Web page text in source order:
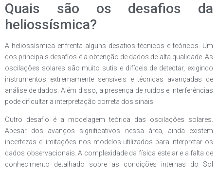
Quais são os desafios da
heliossísmica?
A heliossísmica enfrenta alguns desafios técnicos e teóricos. Um
dos principais desafios é a obtenção de dados de alta qualidade. As
oscilações solares são muito sutis e difíceis de detectar, exigindo
instrumentos extremamente sensíveis e técnicas avançadas de
análise de dados. Além disso, a presença de ruídos e interferências
pode dificultar a interpretação correta dos sinais.
Outro desafio é a modelagem teórica das oscilações solares.
Apesar dos avanços significativos nessa área, ainda existem
incertezas e limitações nos modelos utilizados para interpretar os
dados observacionais. A complexidade da física estelar e a falta de
conhecimento detalhado sobre as condições internas do Sol